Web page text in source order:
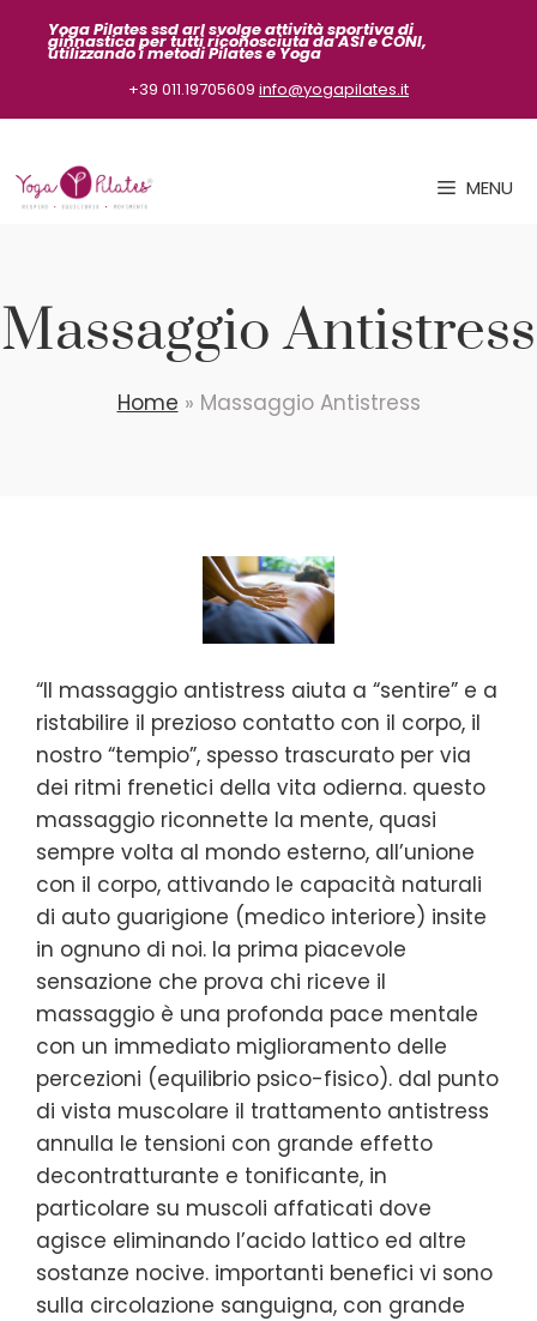
Yoga Pilates ssd arl svolge attività sportivadi
ginnastica per tutti riconosciuta da ASIe CONI,
utilizzando i metodi Pilates e Yoga
+39 011.19705609 info@yogapilates.it
MENU
Massaggio Antistress
Home » Massaggio Antistress
“Il massaggio antistress aiuta a “sentire” e a
ristabilire il prezioso contatto con il corpo, il
nostro “tempio”, spesso trascurato per via
dei ritmi frenetici della vita odierna. questo
massaggio riconnette la mente, quasi
sempre volta al mondo esterno, all’unione
con il corpo, attivando le capacità naturali
di auto guarigione (medico interiore) insite
in ognuno di noi. la prima piacevole
sensazione che prova chi riceve il
massaggio è una profonda pace mentale
con un immediato miglioramento delle
percezioni (equilibrio psico-fisico). dal punto
di vista muscolare il trattamento antistress
annulla le tensioni con grande effetto
decontratturante e tonificante, in
particolare su muscoli affaticati dove
agisce eliminando l’acido lattico ed altre
sostanze nocive. importanti benefici vi sono
sulla circolazione sanguigna, con grande